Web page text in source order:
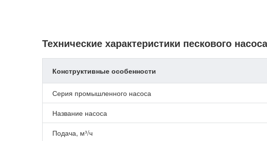
Технические характеристики пескового
Конструктивные особенности
Серия промышленного насоса
Название насоса
Подача, м³/ч